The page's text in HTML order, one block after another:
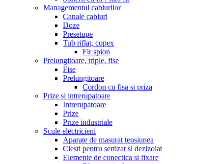
Managementul cablurilor
Canale cabluri
Doze
Presetupe
Tub riflat, copex
Fir spion
Prelungitoare, triple, fise
Fise
Prelungitoare
Cordon cu fisa si priza
Prize si intrerupatoare
Intrerupatoare
Prize
Prize industriale
Scule electricieni
Aparate de masurat tensiunea
Clesti pentru sertizat si dezizolat
Elemente de conectica si fixare